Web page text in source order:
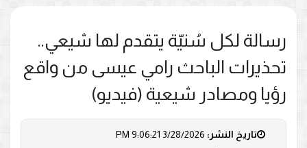
رسالة لكل سُنيّة يتقدم لها شيعي..
تحذيرات الباحث رامي عيسى من واقع
رؤيا ومصادر شيعية (فيديو)
تاريخ النشر: 3/28/2026 9:06:21 PM